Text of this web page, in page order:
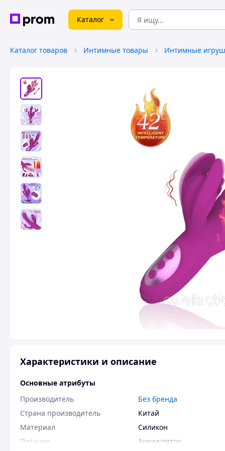
Каталог
Каталог товаров Интимные товары Интимные
Характеристики и описание
Основные атрибуты
Производитель
Без бренда
Страна производитель
Китай
Материал
Силикон
Питание
Аккумулятор